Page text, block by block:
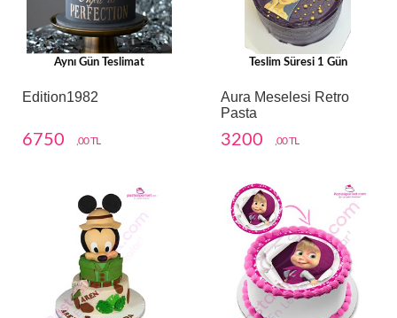
Aynı Gün Teslimat
Edition1982
6750 ,00 TL
Teslim Süresi 1 Gün
Aura Meselesi Retro
Pasta
3200 ,00 TL